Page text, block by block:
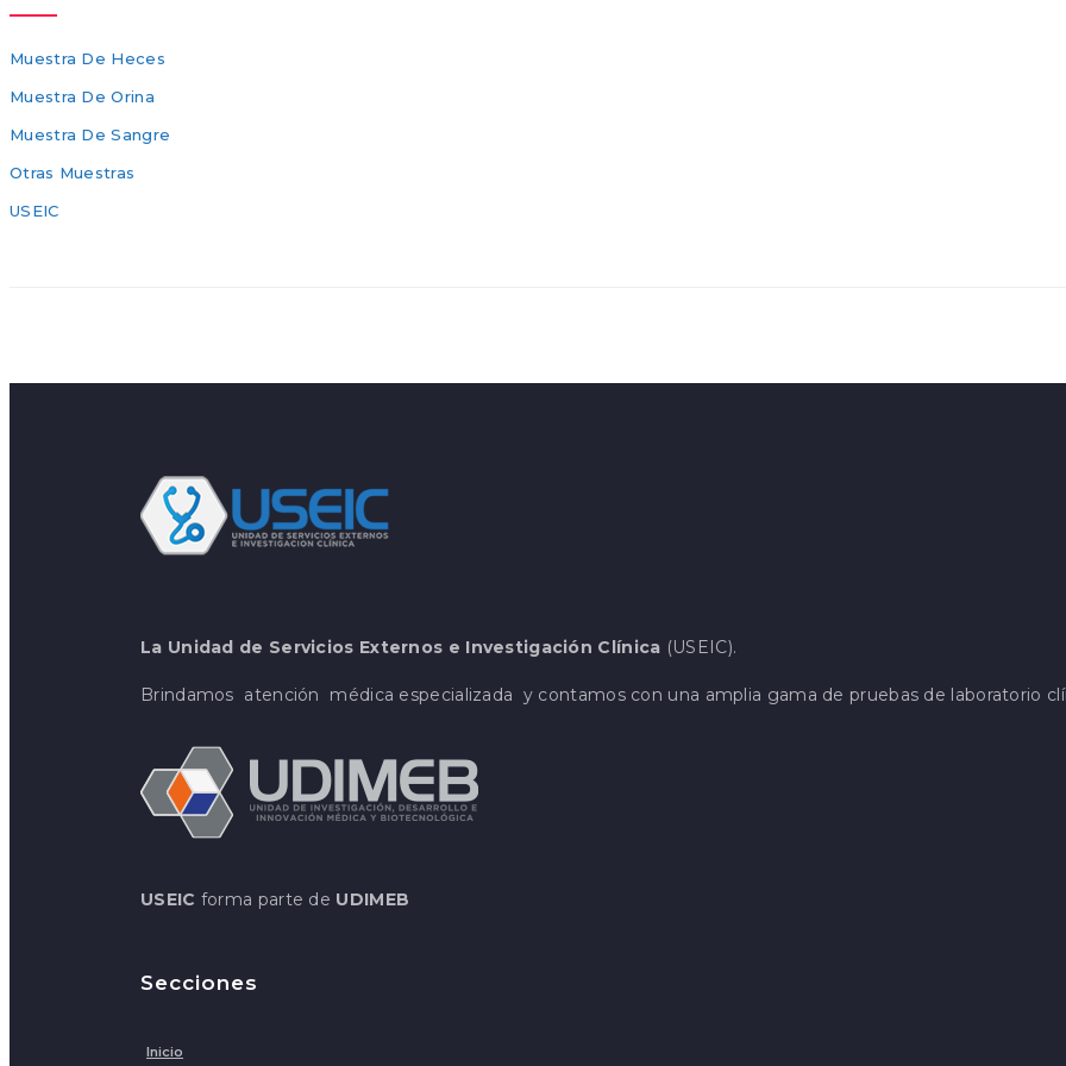
Muestra De Heces
Muestra De Orina
Muestra De Sangre
Otras Muestras
USEIC
La Unidad de Servicios Externos e Investigación Clínica (USEIC).
Brindamos atención médica especializada y contamos con una amplia gama de pruebas de laboratorio
USEIC forma parte de UDIMEB
Secciones
Inicio